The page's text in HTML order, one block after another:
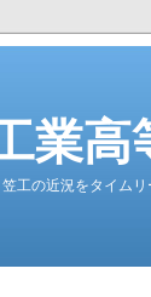
業高
笠工の近況をタイム